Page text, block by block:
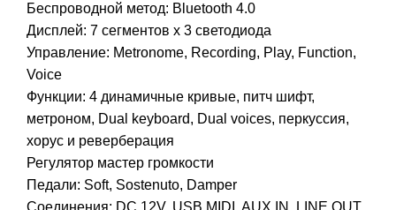
Беспроводной метод: Bluetooth 4.0
Дисплей: 7 сегментов x 3 светодиода
Управление: Metronome, Recording, Play, Function,
Voice
Функции: 4 динамичные кривые, питч шифт,
метроном, Dual keyboard, Dual voices, перкуссия,
хорус и реверберация
Регулятор мастер громкости
Педали: Soft, Sostenuto, Damper